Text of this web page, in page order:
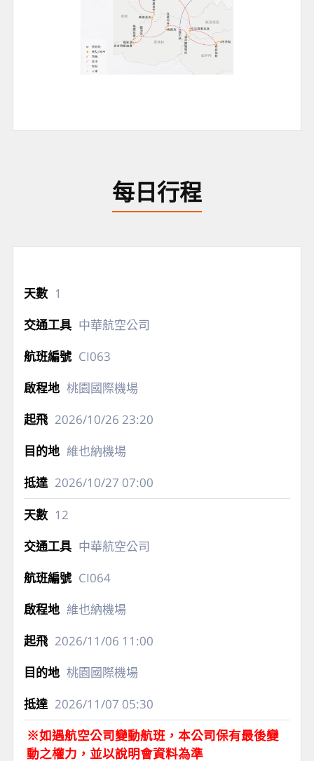
每日行程
1
中華航空公司
CI063
桃園國際機場
2026/10/26 23:20
維也納機場
2026/10/27 07:00
12
中華航空公司
CI064
維也納機場
2026/11/06 11:00
桃園國際機場
2026/11/07 05:30
※如遇航空公司變動航班，本公司保有最後變
動之權力，並以說明會資料為準